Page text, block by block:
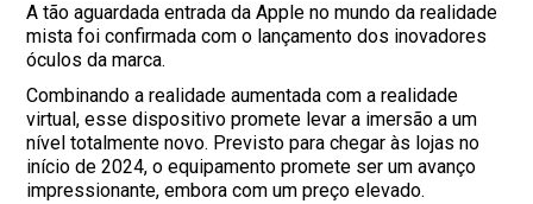
A tão aguardada entrada da Apple no mundo da realidade
mista foi confirmada com o lançamento dos inovadores
óculos da marca.
Combinando a realidade aumentada com a realidade
virtual, esse dispositivo promete levar a imersão a um
nível totalmente novo. Previsto para chegar às lojas no
início de 2024, o equipamento promete ser um avanço
impressionante, embora com um preço elevado.